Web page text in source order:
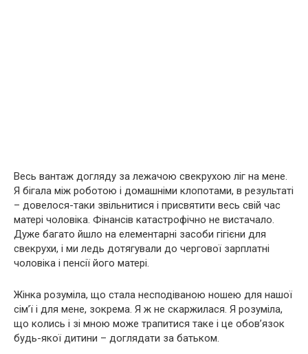
Весь вантаж догляду за лежачою свекрухою ліг на мене.
Я бігала між роботою і домашніми клопотами, в результаті
– довелося-таки звільнитися і присвятити весь свій час
матері чоловіка. Фінансів катастрофічно не вистачало.
Дуже багато йшло на елементарні засоби гігієни для
свекрухи, і ми ледь дотягували до чергової зарплатні
чоловіка і пенсії його матері.
Жінка розуміла, що стала несподіваною ношею для нашої
сім’ї і для мене, зокрема. Я ж не скаржилася. Я розуміла,
що колись і зі мною може трапитися таке і це обов’язок
будь-якої дитини – доглядати за батьком.